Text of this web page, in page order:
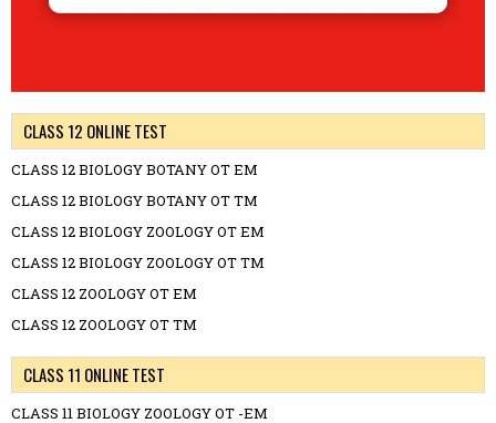
CLASS 12 ONLINE TEST
CLASS 12 BIOLOGY BOTANY OT EM
CLASS 12 BIOLOGY BOTANY OT TM
CLASS 12 BIOLOGY ZOOLOGY OT EM
CLASS 12 BIOLOGY ZOOLOGY OT TM
CLASS 12 ZOOLOGY OT EM
CLASS 12 ZOOLOGY OT TM
CLASS 11 ONLINE TEST
CLASS 11 BIOLOGY ZOOLOGY OT -EM